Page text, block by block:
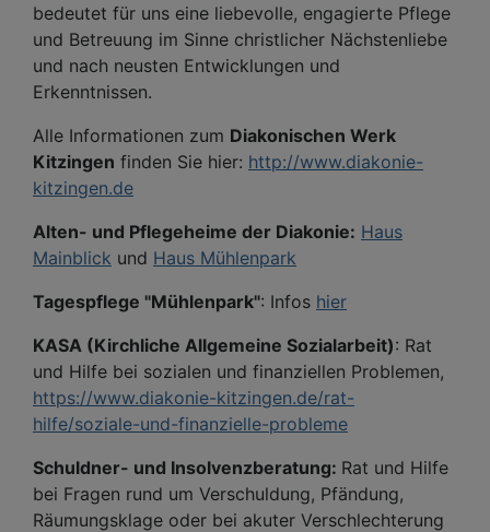
bedeutet für uns eine liebevolle, engagierte Pflege
und Betreuung im Sinne christlicher Nächstenliebe
und nach neusten Entwicklungen und
Erkenntnissen.
Alle Informationen zum Diakonischen Werk
Kitzingen finden Sie hier: http://www.diakonie-
kitzingen.de
Alten- und Pflegeheime der Diakonie: Haus
Mainblick und Haus Mühlenpark
Tagespflege "Mühlenpark": Infos hier
KASA (Kirchliche Allgemeine Sozialarbeit): Rat
und Hilfe bei sozialen und finanziellen Problemen,
https://www.diakonie-kitzingen.de/rat-
hilfe/soziale-und-finanzielle-probleme
Schuldner- und Insolvenzberatung: Rat und Hilfe
bei Fragen rund um Verschuldung, Pfändung,
Räumungsklage oder bei akuter Verschlechterung